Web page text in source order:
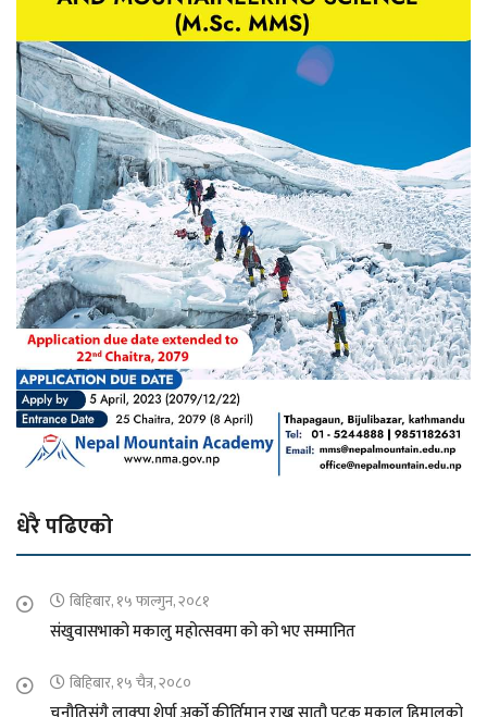
धेरै पढिएको
बिहिबार, १५ फाल्गुन, २०८१
संखुवासभाको मकालु महोत्सवमा को को भए सम्मानित
बिहिबार, १५ चैत्र, २०८०